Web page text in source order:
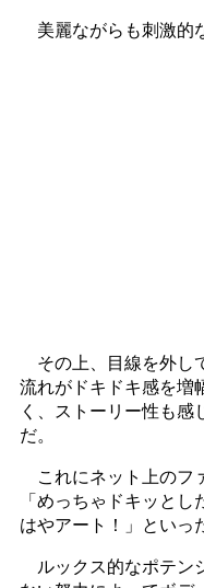
美麗ながらも刺激的
その上、目線を外し
流れがドキドキ感を増
く、ストーリー性も感
だ。
これにネット上のフ
「めっちゃドキッと
はやアート！」といっ
ルックス的なポテン